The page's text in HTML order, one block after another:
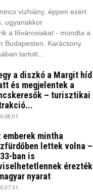
vízhiány, éppen ezért
ugyanakkor
a fővárosiakat - mondta a
Budapesten. Karácsony
tartott...
a diszkó a Margit híd
és megjelentek a
– turisztikai
emberek mintha
lettek volna –
ban is
érezték
nyarat